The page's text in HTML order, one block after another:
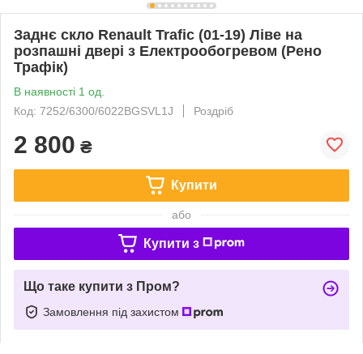
Заднє скло Renault Trafic (01-19) Ліве на
розпашні двері з Електрообогревом (Рено
Трафік)
В наявності 1 од.
Код: 7252/6300/6022BGSVL1J
Роздріб
2 800 ₴
Купити
або
Купити з
Що таке купити з Пром?
Замовлення під захистом